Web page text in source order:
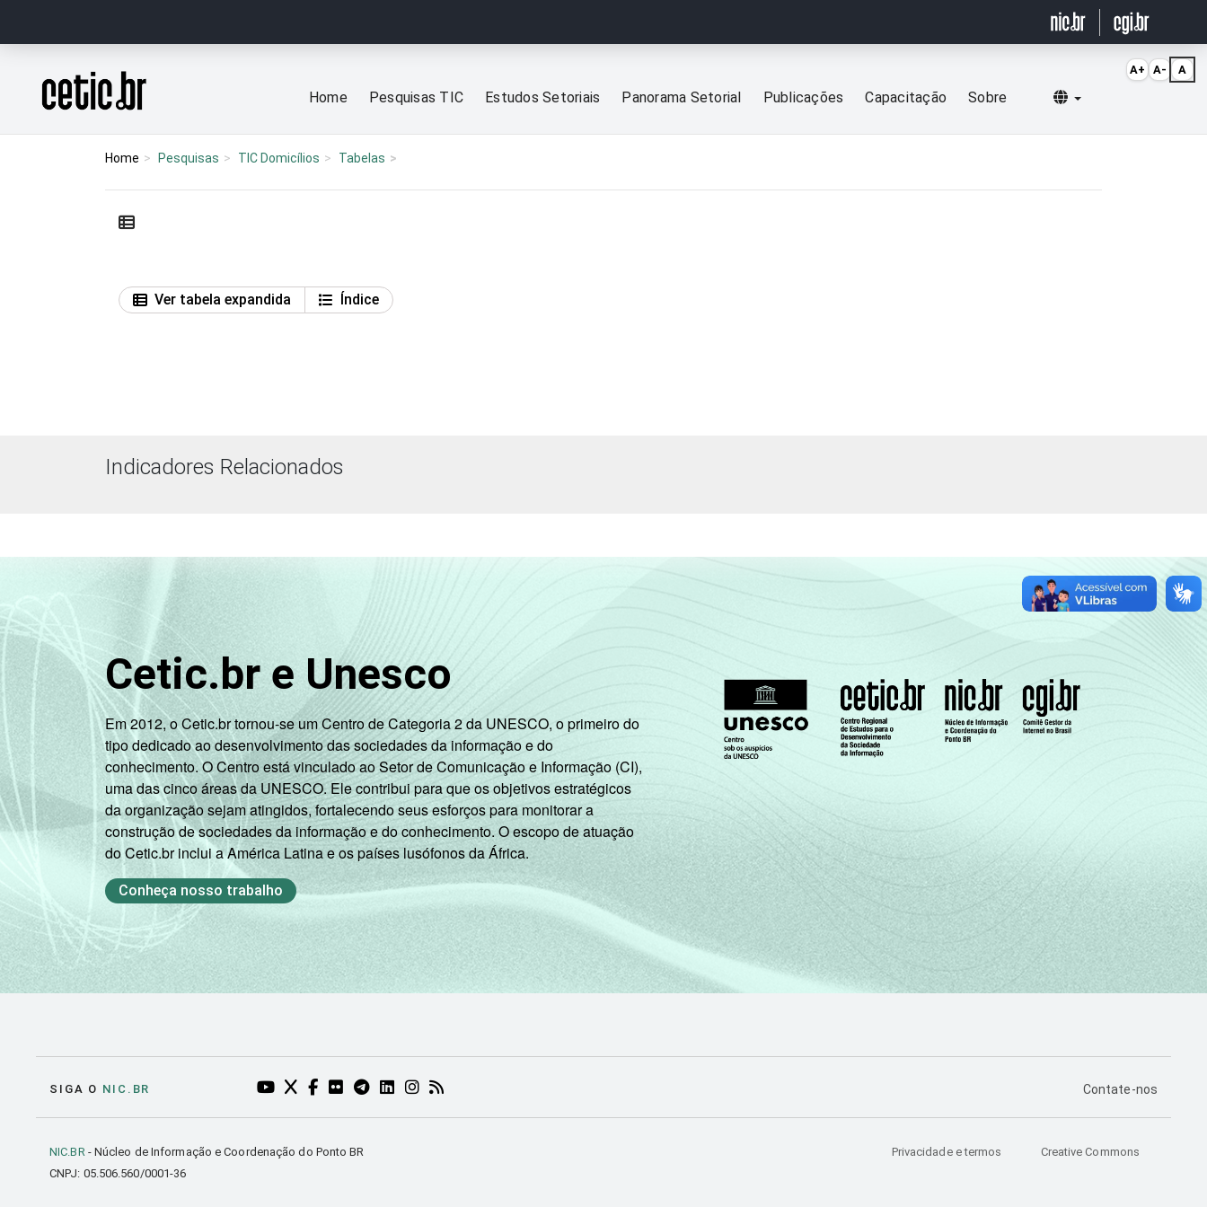
Página inicial
Home Pesquisas TIC Estudos Setoriais Panorama Setorial Publicações Capacitação Sobre Selecionar idioma
Home Pesquisas TIC Domicílios Tabelas
Ver tabela expandida Índice
Indicadores Relacionados
Cetic.br e Unesco
Em 2012, o Cetic.br tornou-se um Centro de Categoria 2 da UNESCO, o primeiro do
tipo dedicado ao desenvolvimento das sociedades da informação e do
conhecimento. O Centro está vinculado ao Setor de Comunicação e Informação (CI),
uma das cinco áreas da UNESCO. Ele contribui para que os objetivos estratégicos
da organização sejam atingidos, fortalecendo seus esforços para monitorar a
construção de sociedades da informação e do conhecimento. O escopo de atuação
do Cetic.br inclui a América Latina e os países lusófonos da África.
Conheça nosso trabalho
SIGA O NIC.BR YOUTUBE DO NIC.BR (ABRE EM NOVA ABA)
TWITTER DO NIC.BR (ABRE EM NOVA ABA)
FACEBOOK DO NIC.BR (ABRE EM NOVA ABA)
FLICKR DO NIC.BR (ABRE EM NOVA ABA)
TELEGRAM DO NIC.BR (ABRE EM NOVA ABA)
LINKEDIN DO NIC.BR (ABRE EM NOVA ABA)
INSTAGRAM DO NIC.BR (ABRE EM NOVA ABA)
RSS DO NIC.BR (ABRE EM NOVA ABA) PÁGINA DE
Contate-nos
NIC.BR- Núcleo de Informação e Coordenação do Ponto BR
CNPJ: 05.506.560/0001-36
Privacidade e termos Creative Commons
A+ A- A